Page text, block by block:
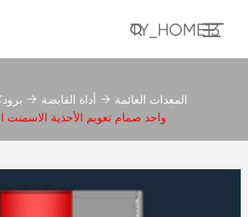
TY_HOME13
أداة القابضة
المعدات العائمة
واحد صمام تعويم الأحذية الاسمنت